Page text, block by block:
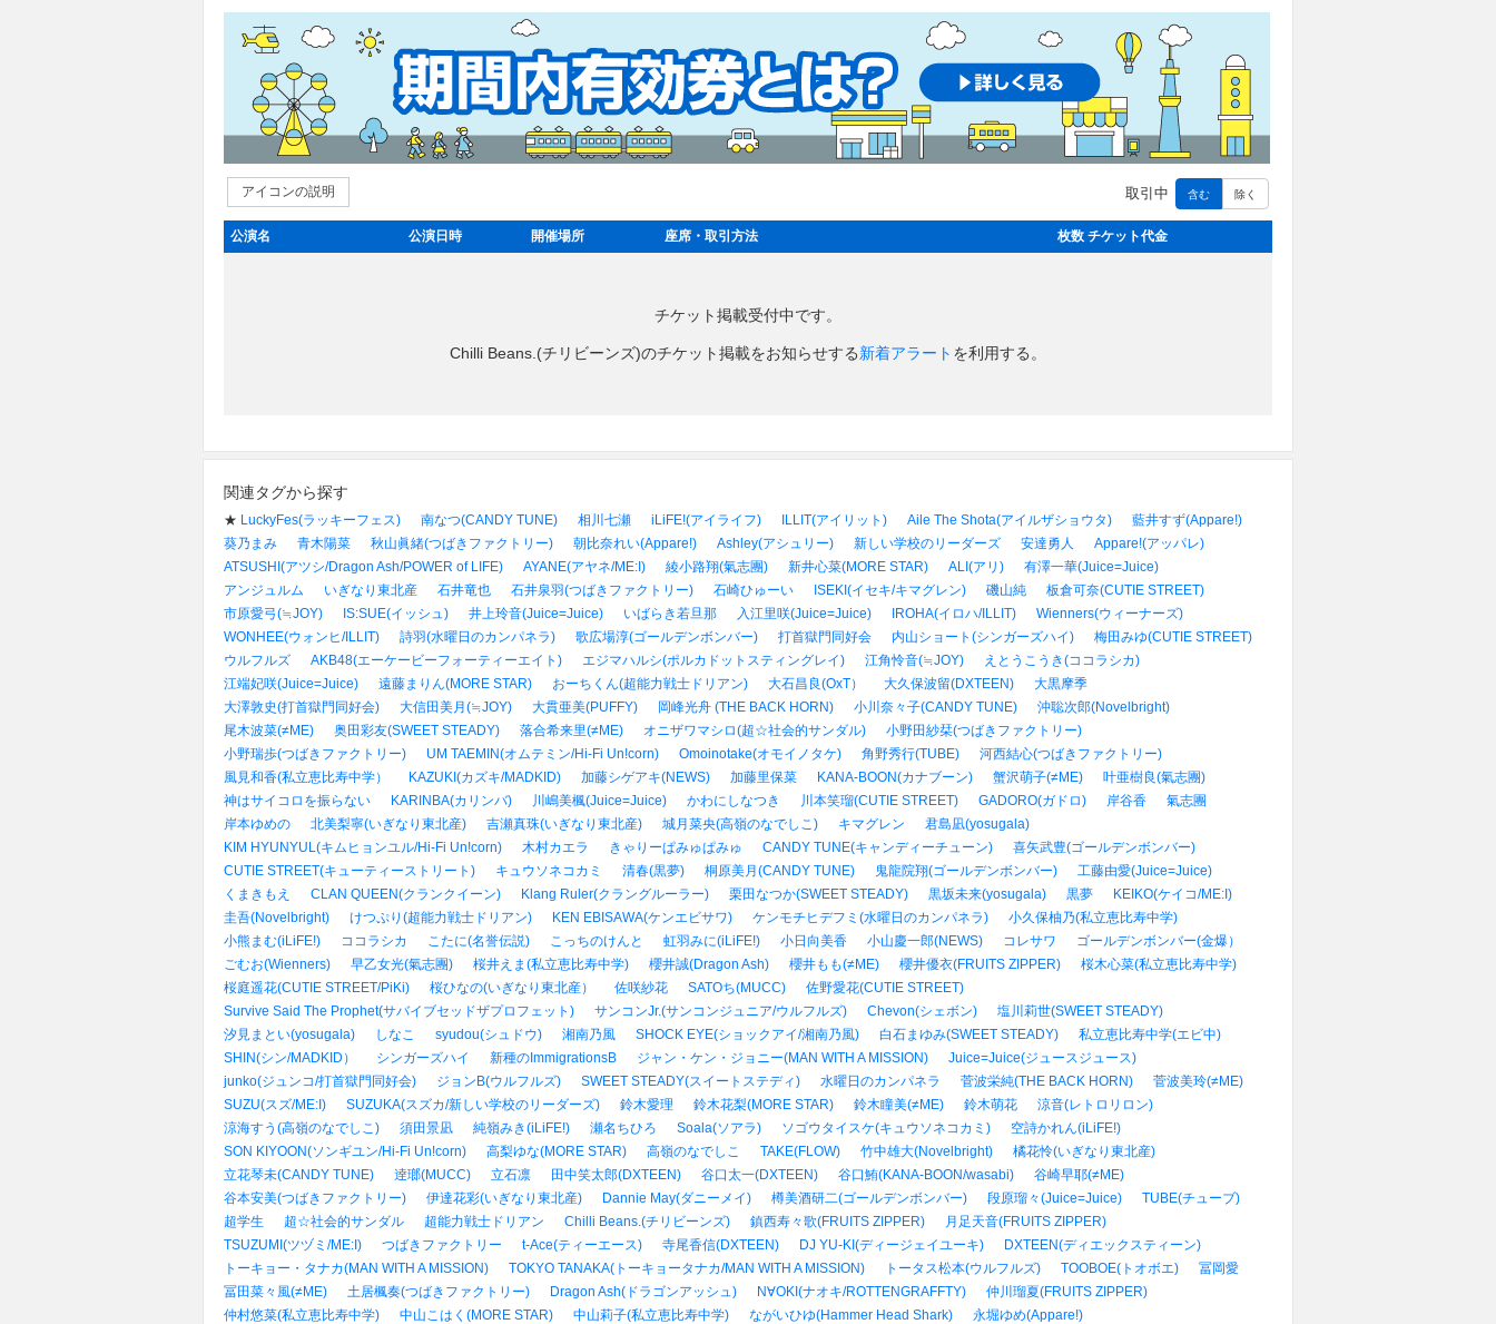
アイコンの説明 取引中 含む 除く
公演名 公演日時 開催場所 座席・取引方法 枚数 チケット代金
チケット掲載受付中です。
Chilli Beans.(チリビーンズ)のチケット掲載をお知らせする新着アラート を利用する。
関連タグから探す
★ LuckyFes(ラッキーフェス) 南なつ(CANDY TUNE) 相川七瀬 iLiFE!(アイライフ) ILLIT(アイリット) Aile The Shota(アイルザショウタ)
藍井すず(Appare!)
葵乃まみ
青木陽菜 秋山眞緒(つばきファクトリー) 朝比奈れい(Appare!) Ashley(アシュリー) 新しい学校のリーダーズ 安達勇人
Appare!(アッパレ)
ATSUSHI(アツシ/Dragon Ash/POWER of LIFE)
AYANE(アヤネ/ME:I) 綾小路翔(氣志團) 新井心菜(MORE STAR) ALI(アリ)
有澤一華(Juice=Juice)
アンジュルム
いぎなり東北産 石井竜也 石井泉羽(つばきファクトリー) 石崎ひゅーい ISEKI(イセキ/キマグレン) 磯山純
板倉可奈(CUTIE STREET)
市原愛弓(≒JOY)
IS:SUE(イッシュ) 井上玲音(Juice=Juice) いばらき若旦那 入江里咲(Juice=Juice) IROHA(イロハ/ILLIT)
Wienners(ウィーナーズ)
WONHEE(ウォンヒ/ILLIT)
詩羽(水曜日のカンパネラ) 歌広場淳(ゴールデンボンバー) 打首獄門同好会 内山ショート(シンガーズハイ)
梅田みゆ(CUTIE STREET)
ウルフルズ
AKB48(エーケービーフォーティーエイト) エジマハルシ(ポルカドットスティングレイ) 江角怜音(≒JOY)
えとうこうき(ココラシカ)
江端妃咲(Juice=Juice)
遠藤まりん(MORE STAR) おーちくん(超能力戦士ドリアン) 大石昌良(OxT） 大久保波留(DXTEEN)
大黒摩季
大澤敦史(打首獄門同好会)
大信田美月(≒JOY) 大貫亜美(PUFFY) 岡峰光舟 (THE BACK HORN) 小川奈々子(CANDY TUNE)
沖聡次郎(Novelbright)
尾木波菜(≠ME)
奥田彩友(SWEET STEADY) 落合希来里(≠ME) オニザワマシロ(超☆社会的サンダル)
小野田紗栞(つばきファクトリー)
小野瑞歩(つばきファクトリー)
UM TAEMIN(オムテミン/Hi-Fi Un!corn) Omoinotake(オモイノタケ) 角野秀行(TUBE)
河西結心(つばきファクトリー)
風見和香(私立恵比寿中学）
KAZUKI(カズキ/MADKID) 加藤シゲアキ(NEWS) 加藤里保菜 KANA-BOON(カナブーン) 蟹沢萌子(≠ME)
叶亜樹良(氣志團)
神はサイコロを振らない
KARINBA(カリンバ) 川嶋美楓(Juice=Juice) かわにしなつき 川本笑瑠(CUTIE STREET) GADORO(ガドロ) 岸谷香
氣志團
岸本ゆめの
北美梨寧(いぎなり東北産) 吉瀬真珠(いぎなり東北産) 城月菜央(高嶺のなでしこ) キマグレン
君島凪(yosugala)
KIM HYUNYUL(キムヒョンユル/Hi-Fi Un!corn)
木村カエラ きゃりーぱみゅぱみゅ CANDY TUNE(キャンディーチューン)
喜矢武豊(ゴールデンボンバー)
CUTIE STREET(キューティーストリート)
キュウソネコカミ 清春(黒夢) 桐原美月(CANDY TUNE) 鬼龍院翔(ゴールデンボンバー)
工藤由愛(Juice=Juice)
くまきもえ
CLAN QUEEN(クランクイーン) Klang Ruler(クラングルーラー) 栗田なつか(SWEET STEADY) 黒坂未来(yosugala) 黒夢
KEIKO(ケイコ/ME:I)
圭吾(Novelbright)
けつぷり(超能力戦士ドリアン) KEN EBISAWA(ケンエビサワ) ケンモチヒデフミ(水曜日のカンパネラ)
小久保柚乃(私立恵比寿中学)
小熊まむ(iLiFE!)
ココラシカ こたに(名誉伝説) こっちのけんと 虹羽みに(iLiFE!) 小日向美香 小山慶一郎(NEWS) コレサワ
ゴールデンボンバー(金爆）
ごむお(Wienners)
早乙女光(氣志團) 桜井えま(私立恵比寿中学) 櫻井誠(Dragon Ash) 櫻井もも(≠ME) 櫻井優衣(FRUITS ZIPPER)
桜木心菜(私立恵比寿中学)
桜庭遥花(CUTIE STREET/PiKi)
桜ひなの(いぎなり東北産） 佐咲紗花 SATOち(MUCC)
佐野愛花(CUTIE STREET)
Survive Said The Prophet(サバイブセッドザプロフェット)
サンコンJr.(サンコンジュニア/ウルフルズ) Chevon(シェボン)
塩川莉世(SWEET STEADY)
汐見まとい(yosugala)
しなこ syudou(シュドウ) 湘南乃風 SHOCK EYE(ショックアイ/湘南乃風) 白石まゆみ(SWEET STEADY)
私立恵比寿中学(エビ中)
SHIN(シン/MADKID）
シンガーズハイ 新種のImmigrationsB ジャン・ケン・ジョニー(MAN WITH A MISSION)
Juice=Juice(ジュースジュース)
junko(ジュンコ/打首獄門同好会)
ジョンB(ウルフルズ) SWEET STEADY(スイートステディ) 水曜日のカンパネラ 菅波栄純(THE BACK HORN)
菅波美玲(≠ME)
SUZU(スズ/ME:I)
SUZUKA(スズカ/新しい学校のリーダーズ) 鈴木愛理 鈴木花梨(MORE STAR) 鈴木瞳美(≠ME) 鈴木萌花
涼音(レトロリロン)
涼海すう(高嶺のなでしこ)
須田景凪 純嶺みき(iLiFE!) 瀬名ちひろ Soala(ソアラ) ソゴウタイスケ(キュウソネコカミ)
空詩かれん(iLiFE!)
SON KIYOON(ソンギユン/Hi-Fi Un!corn)
高梨ゆな(MORE STAR) 高嶺のなでしこ TAKE(FLOW) 竹中雄大(Novelbright)
橘花怜(いぎなり東北産)
立花琴未(CANDY TUNE)
逹瑯(MUCC) 立石凛 田中笑太郎(DXTEEN) 谷口太一(DXTEEN) 谷口鮪(KANA-BOON/wasabi)
谷崎早耶(≠ME)
谷本安美(つばきファクトリー)
伊達花彩(いぎなり東北産) Dannie May(ダニーメイ) 樽美酒研二(ゴールデンボンバー) 段原瑠々(Juice=Juice)
TUBE(チューブ)
超学生
超☆社会的サンダル 超能力戦士ドリアン Chilli Beans.(チリビーンズ) 鎮西寿々歌(FRUITS ZIPPER)
月足天音(FRUITS ZIPPER)
TSUZUMI(ツヅミ/ME:I)
つばきファクトリー t-Ace(ティーエース) 寺尾香信(DXTEEN) DJ YU-KI(ディージェイユーキ)
DXTEEN(ディエックスティーン)
トーキョー・タナカ(MAN WITH A MISSION)
TOKYO TANAKA(トーキョータナカ/MAN WITH A MISSION) トータス松本(ウルフルズ) TOOBOE(トオボエ)
冨岡愛
冨田菜々風(≠ME)
土居楓奏(つばきファクトリー) Dragon Ash(ドラゴンアッシュ) N∀OKI(ナオキ/ROTTENGRAFFTY)
仲川瑠夏(FRUITS ZIPPER)
仲村悠菜(私立恵比寿中学)
中山こはく(MORE STAR) 中山莉子(私立恵比寿中学) ながいひゆ(Hammer Head Shark)
永堀ゆめ(Appare!)